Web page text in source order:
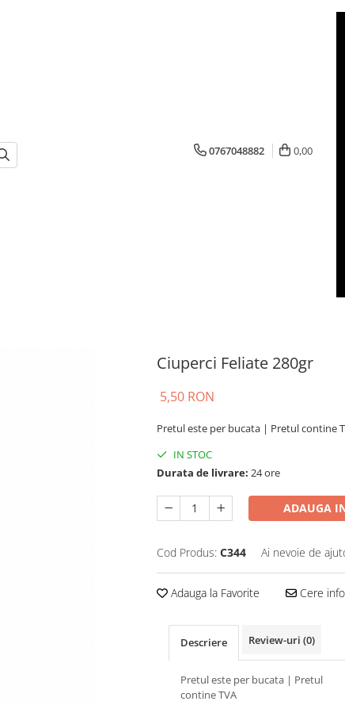
0767048882 0,00
Ciuperci Feliate 280gr
5,50 RON
Pretul este per bucata | Pretul contine
IN STOC
Durata de livrare: 24 ore
ADAUGA
Cod Produs: C344 Ai nevoie de
Adauga la Favorite Cere
Descriere Review-uri (0)
Pretul este per bucata | Pretul
contine TVA